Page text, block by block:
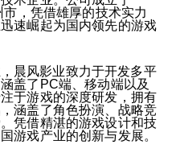
，凭借雄厚的技术实力
速崛起为国内领先的游戏
晨风影业致力于开发多平
盖了PC端、移动端以及
于游戏的深度研发，拥有
涵盖了角色扮演、战略竞
凭借精湛的游戏设计和技
游戏产业的创新与发展。